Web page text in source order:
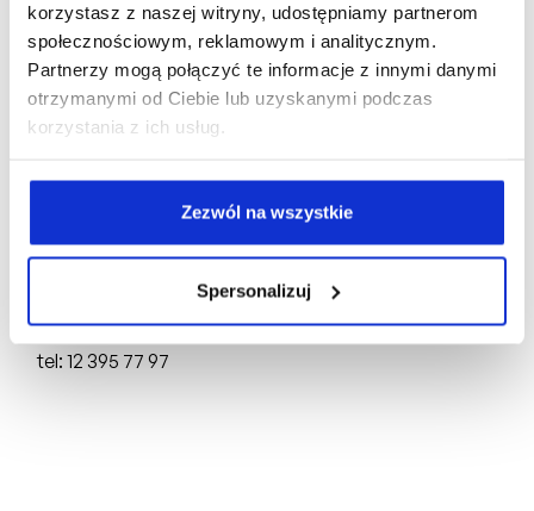
korzystasz z naszej witryny, udostępniamy partnerom
społecznościowym, reklamowym i analitycznym.
Partnerzy mogą połączyć te informacje z innymi danymi
otrzymanymi od Ciebie lub uzyskanymi podczas
korzystania z ich usług.
Zezwól na wszystkie
Spersonalizuj
Biuro Sprzedaży:
ul. Mogilska 43, 31-545 Kraków
Deweloper:
FRACTHON KĄCIK Sp. z o.o.
NIP: 6751750696, REGON: 388844651,
KRS: 0000898691
tel: 12 395 77 97